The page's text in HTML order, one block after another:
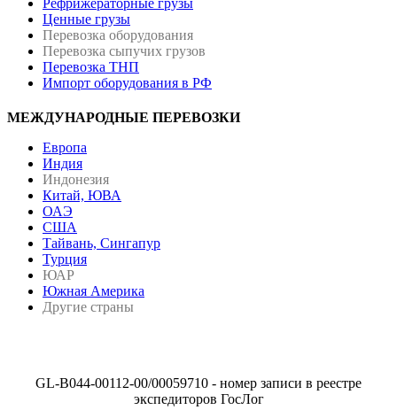
Рефрижераторные грузы
Ценные грузы
Перевозка оборудования
Перевозка сыпучих грузов
Перевозка ТНП
Импорт оборудования в РФ
МЕЖДУНАРОДНЫЕ ПЕРЕВОЗКИ
Европа
Индия
Индонезия
Китай, ЮВА
ОАЭ
США
Тайвань, Сингапур
Турция
ЮАР
Южная Америка
Другие страны
GL-B044-00112-00/00059710 - номер записи в реестре
экспедиторов ГосЛог